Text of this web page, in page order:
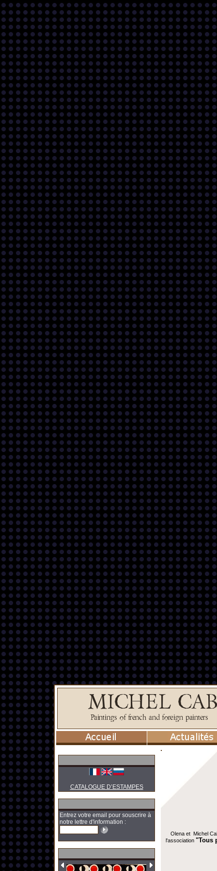
CATALOGUE D’ESTAMPES
Entrez votre email pour souscrire à
notre lettre d'information :
Olena et Michel
l'association "Tous